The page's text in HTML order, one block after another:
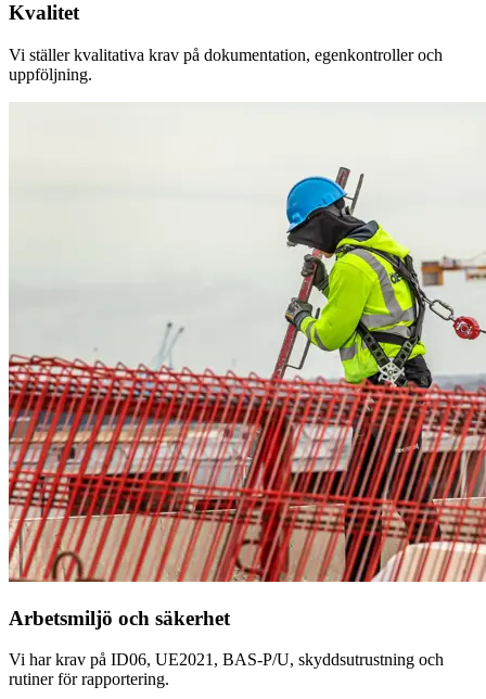
Kvalitet
Vi ställer kvalitativa krav på dokumentation, egenkontroller och
uppföljning.
Arbetsmiljö och säkerhet
Vi har krav på ID06, UE2021, BAS-P/U, skyddsutrustning och
rutiner för rapportering.